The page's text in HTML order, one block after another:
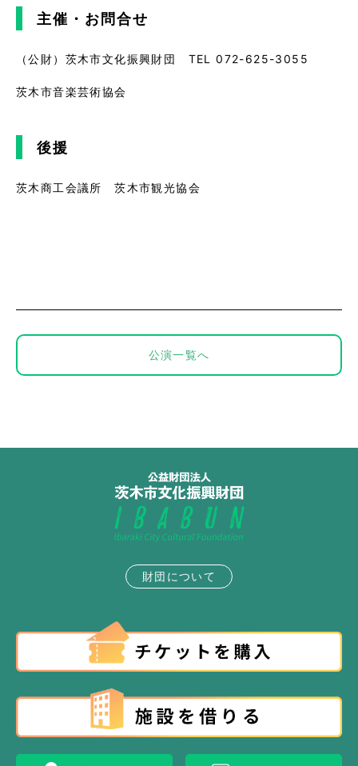
主催・お問合せ
（公財）茨木市文化振興財団 TEL 072-625-3055
茨木市音楽芸術協会
後援
茨木商工会議所 茨木市観光協会
公演一覧へ
財団について